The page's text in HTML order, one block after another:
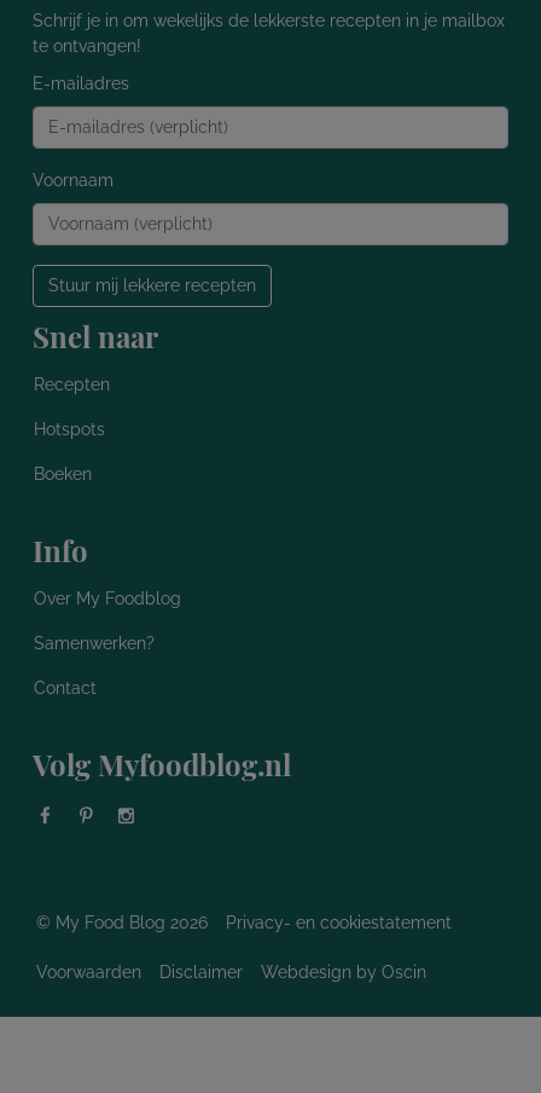
Schrijf je in om wekelijks de lekkerste recepten in je mailbox
te ontvangen!
E-mailadres
Voornaam
Stuur mij lekkere recepten
Snel naar
Recepten
Hotspots
Boeken
Info
Over My Foodblog
Samenwerken?
Contact
Volg Myfoodblog.nl
© My Food Blog 2026 Privacy- en cookiestatement
Voorwaarden Disclaimer Webdesign by Oscin